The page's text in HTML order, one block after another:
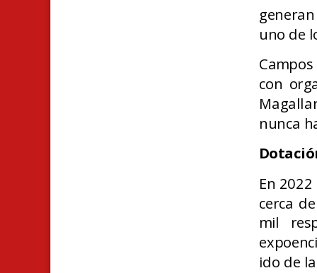
uno de
con
nunca
En
cerca
mil
ido de